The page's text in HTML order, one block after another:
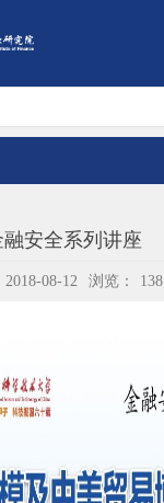
融安全系列讲座
2018-08-12 浏览： 138